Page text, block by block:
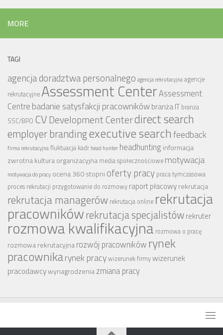
MORE
TAGI
agencja doradztwa personalnego agencja rekrutacyjnaagencje
rekrutacyjne Assessment CenterAssessment
Centre badanie satysfakcji pracownikówbranża IT branża
SSC/BPO CV Development Centerdirect search
employer brandingexecutive searchfeedback
firma rekrutacyjnafluktuacja kadr head hunter headhunting informacja
zwrotnakultura organizacyjna media społecznościowe motywacja
motywacja do pracy ocena 360 stopni oferty pracy praca tymczasowa
proces rekrutacji przygotowanie do rozmowy raport płacowyrekrutacja
rekrutacja managerów rekrutacja online rekrutacja
pracownikówrekrutacja specjalistówrekruter
rozmowa kwalifikacyjna rozmowa o pracę
rozmowa rekrutacyjnarozwój pracowników rynek
pracownikarynek pracywizerunek firmywizerunek
pracodawcywynagrodzeniazmiana pracy